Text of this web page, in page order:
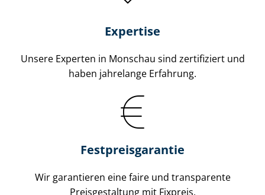
Expertise
Unsere Experten in Monschau sind zertifiziert und
haben jahrelange Erfahrung.
Fest­preis­ga­ran­tie
Wir garantieren eine faire und transparente
Preisgestaltung mit Fixpreis.